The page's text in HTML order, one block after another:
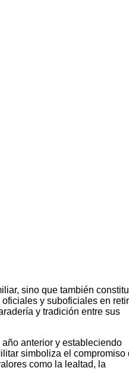
sino que también
y suboficiales en
y tradición entre sus
anterior y estableciendo
simboliza el compromiso
como la lealtad, la